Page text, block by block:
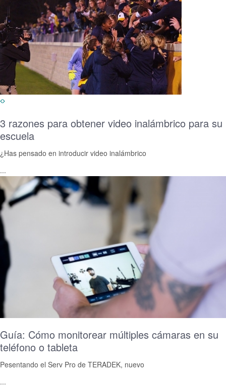
3 razones para obtener video inalámbrico para su
escuela
¿Has pensado en introducir video inalámbrico
...
Guía: Cómo monitorear múltiples cámaras en su
teléfono o tableta
Pesentando el Serv Pro de TERADEK, nuevo
...